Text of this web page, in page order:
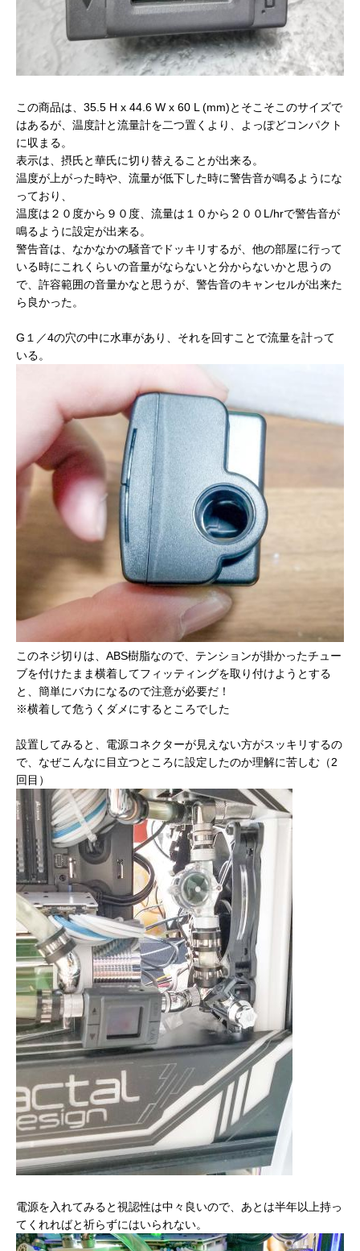
この商品は、35.5 H x 44.6 W x 60 L (mm)とそこそこのサイズで
はあるが、温度計と流量計を二つ置くより、よっぽどコンパクト
に収まる。
表示は、摂氏と華氏に切り替えることが出来る。
温度が上がった時や、流量が低下した時に警告音が鳴るようにな
っており、
温度は２０度から９０度、流量は１０から２００L/hrで警告音が
鳴るように設定が出来る。
警告音は、なかなかの騒音でドッキリするが、他の部屋に行って
いる時にこれくらいの音量がならないと分からないかと思うの
で、許容範囲の音量かなと思うが、警告音のキャンセルが出来た
ら良かった。
G１／4の穴の中に水車があり、それを回すことで流量を計って
いる。
このネジ切りは、ABS樹脂なので、テンションが掛かったチュー
ブを付けたまま横着してフィッティングを取り付けようとする
と、簡単にバカになるので注意が必要だ！
※横着して危うくダメにするところでした
設置してみると、電源コネクターが見えない方がスッキリするの
で、なぜこんなに目立つところに設定したのか理解に苦しむ（2
回目）
電源を入れてみると視認性は中々良いので、あとは半年以上持っ
てくれればと祈らずにはいられない。